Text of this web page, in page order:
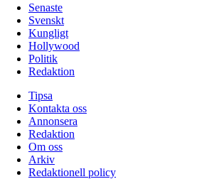
Senaste
Svenskt
Kungligt
Hollywood
Politik
Redaktion
Tipsa
Kontakta oss
Annonsera
Redaktion
Om oss
Arkiv
Redaktionell policy